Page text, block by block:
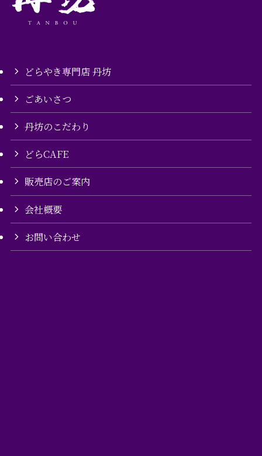
どらやき専門店 丹坊
ごあいさつ
丹坊のこだわり
どらCAFE
販売店のご案内
会社概要
お問い合わせ